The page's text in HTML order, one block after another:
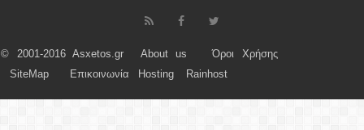
© 2001-2016 Asxetos.gr About us
Όροι Χρήσης
SiteMap
Επικοινωνία Hosting Rainhost